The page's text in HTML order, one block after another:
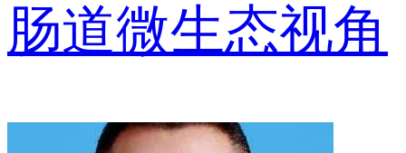
肠道微生态视角